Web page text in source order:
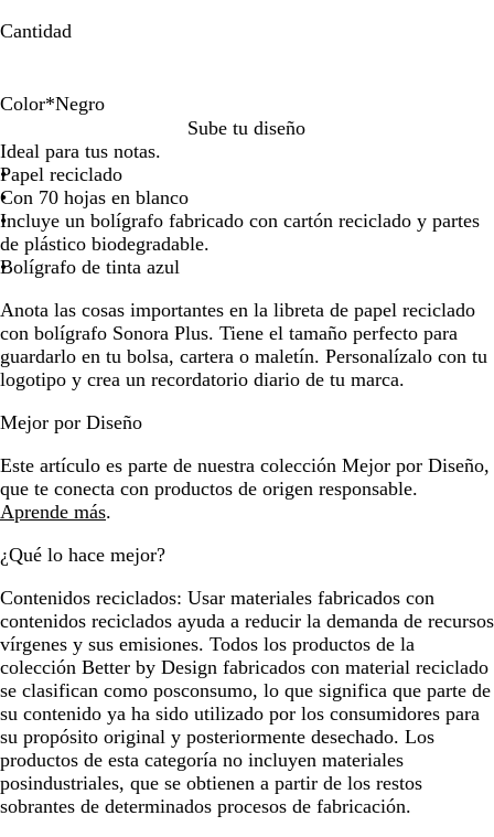
Cantidad
Color*Negro
a
r
a
n
j
a
o
j
o
e
r
d
e
l
i
a
z
u
l
e
g
r
o
Sube tu diseño
Ideal para tus notas.
Papel reciclado
Con 70 hojas en blanco
Incluye un bolígrafo fabricado con cartón reciclado y partes
de plástico biodegradable.
Bolígrafo de tinta azul
Anota las cosas importantes en la libreta de papel reciclado
con bolígrafo Sonora Plus. Tiene el tamaño perfecto para
guardarlo en tu bolsa, cartera o maletín. Personalízalo con tu
logotipo y crea un recordatorio diario de tu marca.
Mejor por Diseño
Este artículo es parte de nuestra colección Mejor por Diseño,
que te conecta con productos de origen responsable.
Aprende más.
¿Qué lo hace mejor?
Contenidos reciclados: Usar materiales fabricados con
contenidos reciclados ayuda a reducir la demanda de recursos
vírgenes y sus emisiones. Todos los productos de la
colección Better by Design fabricados con material reciclado
se clasifican como posconsumo, lo que significa que parte de
su contenido ya ha sido utilizado por los consumidores para
su propósito original y posteriormente desechado. Los
productos de esta categoría no incluyen materiales
posindustriales, que se obtienen a partir de los restos
sobrantes de determinados procesos de fabricación.